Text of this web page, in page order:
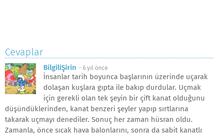
Cevaplar
BilgiliŞirin - 6 yıl önce
İnsanlar tarih boyunca başlarının üzerinde uçarak
dolaşan kuşlara gıpta ile bakıp durdular. Uçmak
için gerekli olan tek şeyin bir çift kanat olduğunu
düşündüklerinden, kanat benzeri şeyler yapıp sırtlarına
takarak uçmayı denediler. Sonuç her zaman hüsran oldu.
Zamanla, önce sıcak hava balonlarını, sonra da sabit kanatlı